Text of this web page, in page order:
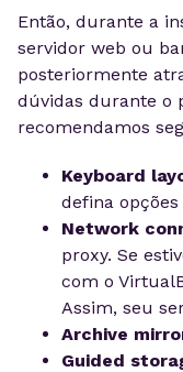
Então, durante a
servidor web ou
posteriormente
dúvidas durante o
recomendamos
Keyboard
defina
Network
proxy. Se
com o
Assim, seu
Archive
Guided